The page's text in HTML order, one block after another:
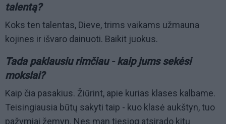
talentą?
Koks ten talentas, Dieve, trims vaikams užmauna
kojines ir išvaro dainuoti. Baikit juokus.
Tada paklausiu rimčiau - kaip jums sekėsi
mokslai?
Kaip čia pasakius. Žiūrint, apie kurias klases kalbame.
Teisingiausia būtų sakyti taip - kuo klasė aukštyn, tuo
pažymiai žemyn. Nes man tiesiog atsirado kitų